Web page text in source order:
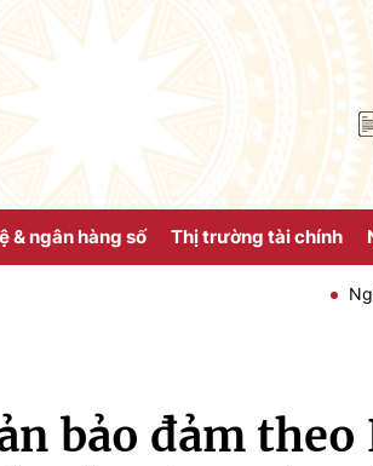
& ngân hàng số Thị trường tài chính
Ngân hàng
bảo đảm theo